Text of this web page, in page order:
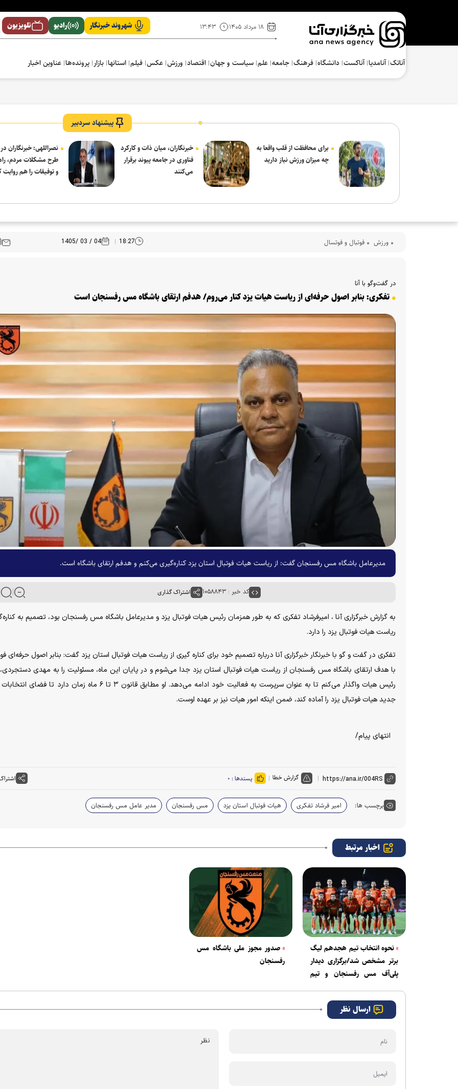
۱۸ مرداد ۱۴۰۵ ۱۳:۴۳ شهروند خبرنگار رادیو تلویزیون
آناتک آنامدیا آناکست دانشگاه فرهنگ‌ جامعه علم سیاست و جهان اقتصاد ورزش عکس فیلم استانها بازار پرونده‌ها عناوین اخبار
پیشنهاد سردبیر
برای محافظت از قلب واقعا به
چه میزان ورزش نیاز دارید
خبرنگاران، میان ذات و کارکرد
فناوری در جامعه پیوند برقرار
می‌کنند
نصراللهی: خبرنگاران در
طرح مشکلات مردم،
و توفیقات را هم روایت
ورزش فوتبال و فوتسال 18:27
04 / 03 /1405
در گفت‌وگو با آنا
تفکری: بنابر اصول حرفه‌ای از ریاست هیات یزد کنار می‌روم/ هدفم ارتقای باشگاه مس رفسنجان است
مدیرعامل باشگاه مس رفسنجان گفت: از ریاست هیات فوتبال استان یزد کناره‌گیری می‌کنم و هدفم ارتقای باشگاه است.
کد خبر : ۱۰۵۸۸۴۳ اشتراک گذاری
به گزارش خبرگزاری آنا ، امیرفرشاد تفکری که به طور همزمان رئیس هیات فوتبال یزد و مدیرعامل باشگاه مس رفسنجان بود، تصمیم به
ریاست هیات فوتبال یزد را دارد.
تفکری در گفت و گو با خبرنگار خبرگزاری آنا درباره تصمیم خود برای کناره گیری از ریاست هیات فوتبال استان یزد گفت: بنابر اصول حرفه‌ای
با هدف ارتقای باشگاه مس رفسنجان از ریاست هیات فوتبال استان یزد جدا می‌شوم و در پایان این ماه، مسئولیت را به مهدی
رئیس هیات واگذار می‌کنم تا به عنوان سرپرست به فعالیت خود ادامه می‌دهد. او مطابق قانون ۳ تا ۶ ماه زمان دارد
جدید هیات فوتبال یزد را آماده کند، ضمن اینکه امور هیات نیز بر عهده اوست.
انتهای پیام/
گزارش خطا پسندها : ۰
برچسب ها: امیر فرشاد تفکری هیات فوتبال استان یزد مس رفسنجان مدیر عامل مس رفسنجان
اخبار مرتبط
نحوه انتخاب تیم هجدهم لیگ
برتر مشخص شد/برگزاری دیدار
پلی‌آف مس رفسنجان و تیم
صدور مجوز ملی باشگاه مس
رفسنجان
ارسال نظر